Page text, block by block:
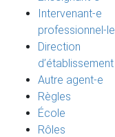
Intervenant-e
professionnel-le
Direction
d’établissement
Autre agent-e
Règles
École
Rôles